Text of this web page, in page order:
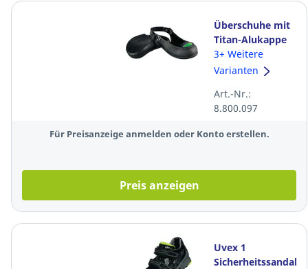
Überschuhe mit
Titan-Alukappe
Tiger-Grip,
Grösse 44-48,
3+ Weitere
Varianten
Art.-Nr.:
8.800.097
Für Preisanzeige anmelden oder Konto erstellen.
Preis anzeigen
Uvex 1
Sicherheitssandale